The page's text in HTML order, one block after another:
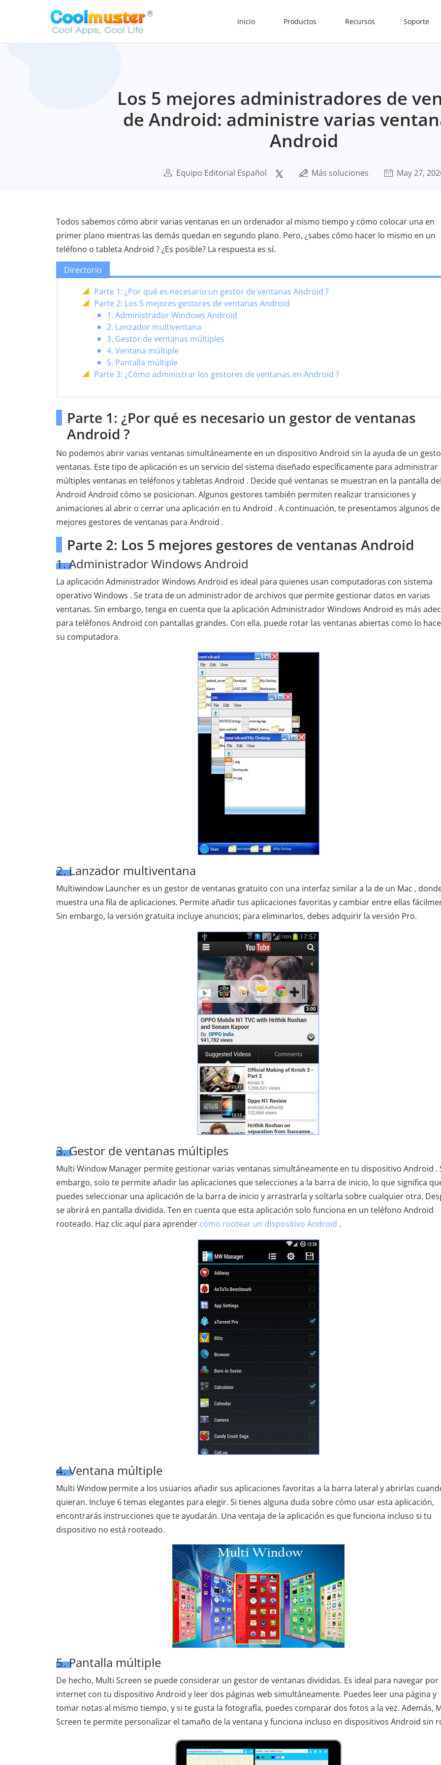
Inicio Productos Recursos Soporte
Los 5 mejores administradores de
de Android: administre varias
Android
Equipo Editorial Español Más soluciones May 27,
Todos sabemos cómo abrir varias ventanas en un ordenador al mismo tiempo y cómo colocar una en
primer plano mientras las demás quedan en segundo plano. Pero, ¿sabes cómo hacer lo mismo en un
teléfono o tableta Android ? ¿Es posible? La respuesta es sí.
Directorio
Parte 1: ¿Por qué es necesario un gestor de ventanas Android ?
Parte 2: Los 5 mejores gestores de ventanas Android
1. Administrador Windows Android
2. Lanzador multiventana
3. Gestor de ventanas múltiples
4. Ventana múltiple
5. Pantalla múltiple
Parte 3: ¿Cómo administrar los gestores de ventanas en Android ?
Parte 1: ¿Por qué es necesario un gestor de ventanas
Android ?
No podemos abrir varias ventanas simultáneamente en un dispositivo Android sin la ayuda de un
ventanas. Este tipo de aplicación es un servicio del sistema diseñado específicamente para administrar
múltiples ventanas en teléfonos y tabletas Android . Decide qué ventanas se muestran en la pantalla del
Android Android cómo se posicionan. Algunos gestores también permiten realizar transiciones y
animaciones al abrir o cerrar una aplicación en tu Android . A continuación, te presentamos algunos
mejores gestores de ventanas para Android .
Parte 2: Los 5 mejores gestores de ventanas Android
1. Administrador Windows Android
La aplicación Administrador Windows Android es ideal para quienes usan computadoras con sistema
operativo Windows . Se trata de un administrador de archivos que permite gestionar datos en varias
ventanas. Sin embargo, tenga en cuenta que la aplicación Administrador Windows Android es más
para teléfonos Android con pantallas grandes. Con ella, puede rotar las ventanas abiertas como lo
su computadora.
2. Lanzador multiventana
Multiwindow Launcher es un gestor de ventanas gratuito con una interfaz similar a la de un Mac ,
muestra una fila de aplicaciones. Permite añadir tus aplicaciones favoritas y cambiar entre ellas
Sin embargo, la versión gratuita incluye anuncios; para eliminarlos, debes adquirir la versión Pro.
3. Gestor de ventanas múltiples
Multi Window Manager permite gestionar varias ventanas simultáneamente en tu dispositivo Android .
embargo, solo te permite añadir las aplicaciones que selecciones a la barra de inicio, lo que significa
puedes seleccionar una aplicación de la barra de inicio y arrastrarla y soltarla sobre cualquier otra.
se abrirá en pantalla dividida. Ten en cuenta que esta aplicación solo funciona en un teléfono Android
rooteado. Haz clic aquí para aprender cómo rootear un dispositivo Android .
4. Ventana múltiple
Multi Window permite a los usuarios añadir sus aplicaciones favoritas a la barra lateral y abrirlas
quieran. Incluye 6 temas elegantes para elegir. Si tienes alguna duda sobre cómo usar esta aplicación,
encontrarás instrucciones que te ayudarán. Una ventaja de la aplicación es que funciona incluso si tu
dispositivo no está rooteado.
5. Pantalla múltiple
De hecho, Multi Screen se puede considerar un gestor de ventanas divididas. Es ideal para navegar por
internet con tu dispositivo Android y leer dos páginas web simultáneamente. Puedes leer una página y
tomar notas al mismo tiempo, y si te gusta la fotografía, puedes comparar dos fotos a la vez. Además,
Screen te permite personalizar el tamaño de la ventana y funciona incluso en dispositivos Android sin